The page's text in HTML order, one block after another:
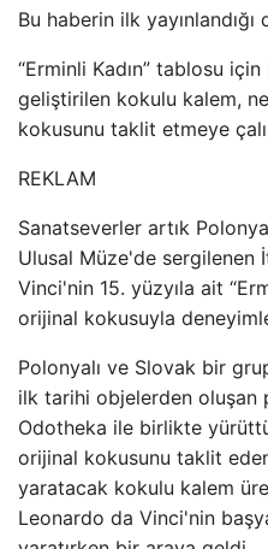
Bu haberin ilk
“Erminli Kadın” tablosu
geliştirilen kokulu kalem,
kokusunu taklit etmeye
REKLAM
Sanatseverler artık
Ulusal Müze'de sergilenen
Vinci'nin 15. yüzyıla ait
orijinal kokusuyla
Polonyalı ve Slovak bir
ilk tarihi objelerden oluşan
Odotheka ile birlikte
orijinal kokusunu taklit
yaratacak kokulu kalem
Leonardo da Vinci'nin